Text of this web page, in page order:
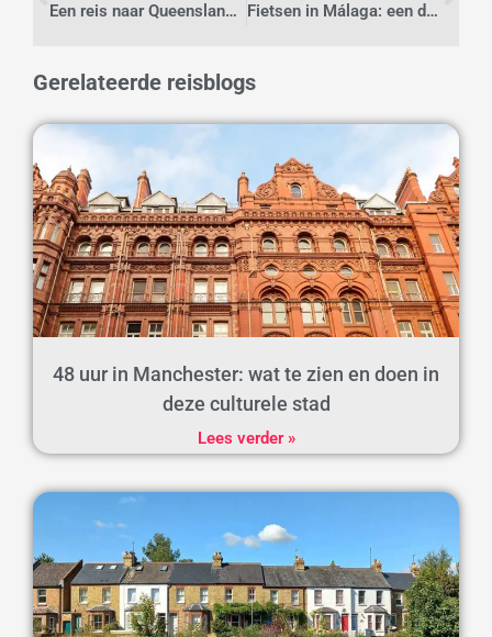
Een reis naar Queensland, Australië Fietsen in Málaga: een dagje langs de kust en visserswijken
Gerelateerde reisblogs
48 uur in Manchester: wat te zien en doen in
deze culturele stad
Lees verder »